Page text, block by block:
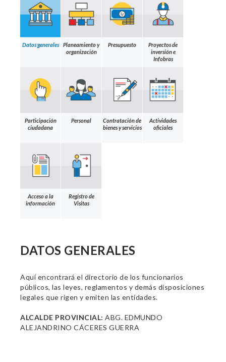
Datos generales
Planeamiento y
organización
Presupuesto
Proyectos de
inversión e
Infobras
Participación
ciudadana
Personal
Contratación de
bienes y servicios
Actividades
oficiales
Acceso a la
información
Registro de
Visitas
DATOS GENERALES
Aquí encontrará el directorio de los funcionarios
públicos, las leyes, reglamentos y demás disposiciones
legales que rigen y emiten las entidades.
ALCALDE PROVINCIAL: ABG. EDMUNDO
ALEJANDRINO CÁCERES GUERRA